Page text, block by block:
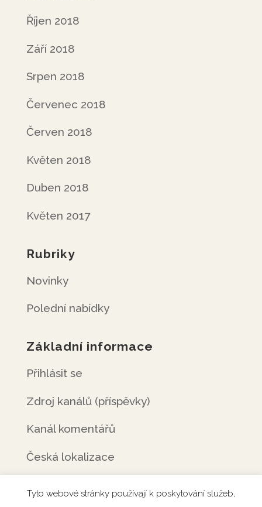
Říjen 2018
Září 2018
Srpen 2018
Červenec 2018
Červen 2018
Květen 2018
Duben 2018
Květen 2017
Rubriky
Novinky
Polední nabídky
Základní informace
Přihlásit se
Zdroj kanálů (příspěvky)
Kanál komentářů
Česká lokalizace
Tyto webové stránky používají k poskytování služeb,